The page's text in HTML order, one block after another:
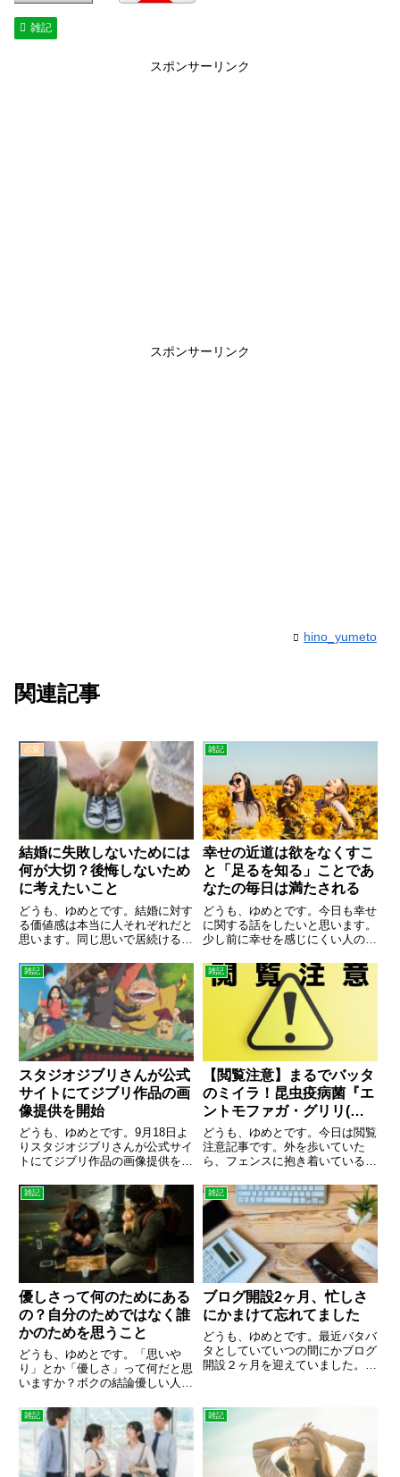
雑記
スポンサーリンク
スポンサーリンク
hino_yumeto
関連記事
恋愛
結婚に失敗しないためには
何が大切？後悔しないため
に考えたいこと
どうも、ゆめとです。結婚に対す
る価値感は本当に人それぞれだと
思います。同じ思いで居続けるの
付き合った彼氏と別れたそうで
す。結婚を考えていると言ってい
たはずの彼氏にやっぱり何か違う
と言われたそうです。そこに掛け
た...
雑記
幸せの近道は欲をなくすこ
と「足るを知る」ことであ
なたの毎日は満たされる
どうも、ゆめとです。今日も幸せ
に関する話をしたいと思います。
少し前に幸せを感じにくい人の話
係しています。皆がそうだとは言
いませんが、幸せを感じにくい人
というのは人を妬んだり、もっと
もっと欲しいと欲の深い人で
雑記
スタジオジブリさんが公式
サイトにてジブリ作品の画
像提供を開始
どうも、ゆめとです。9月18日よ
りスタジオジブリさんが公式サイ
トにてジブリ作品の画像提供を開
てはとりあえずペタペタしてみま
した。気になる使用条件は『常識
の範囲でご自由にお使い下さい』
引用：スタジオジブリと、公式...
雑記
【閲覧注意】まるでバッタ
のミイラ！昆虫疫病菌『エ
ントモファガ・グリリ(バ
ッタカビ)』
どうも、ゆめとです。今日は閲覧
注意記事です。外を歩いていた
ら、フェンスに抱き着いているシ
のですがこれが何やら様子が変
で・・・今日はそんなお話。ある
晴れた日。ふと田んぼの周りに張
られたフェンスを眺めると、フェ
ンス...
雑記
優しさって何のためにある
の？自分のためではなく誰
かのためを思うこと
どうも、ゆめとです。「思いや
り」とか「優しさ」って何だと思
いますか？ボクの結論優しい人を
しい人であれボクは、友人に「ボ
クはアンパンマンでいたいんです
よ」っていう話をします。困って
いる人に手を差し出せるような人
で...
雑記
ブログ開設2ヶ月、忙しさ
にかまけて忘れてました
どうも、ゆめとです。最近バタバ
タとしていていつの間にかブログ
開設２ヶ月を迎えていました。そ
ブログ更新が疎かになっています
がまだまだ続けていきたいと思っ
ています。あとは正直な本音を
雑記 雑記